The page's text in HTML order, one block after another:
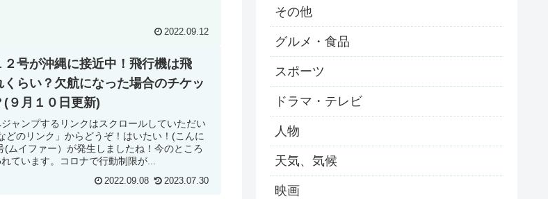
2022.09.12
２号が沖縄に接近中！飛行機は飛
らい？欠航になった場合のチケッ
(９月１０日更新)
ャンプするリンクはスクロールしていただい
どのリンク」からどうぞ！はいたい！(こんに
(ムイファー）が発生しましたね！今のところ
ています。コロナで行動制限が...
2022.09.08 2023.07.30
その他
グルメ・食品
スポーツ
ドラマ・テレビ
人物
天気、気候
映画